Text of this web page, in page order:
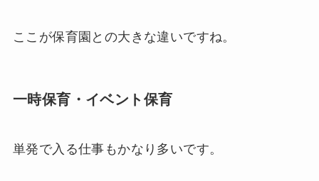
ここが保育園との大きな違いですね。
一時保育・イベント保育
単発で入る仕事もかなり多いです。